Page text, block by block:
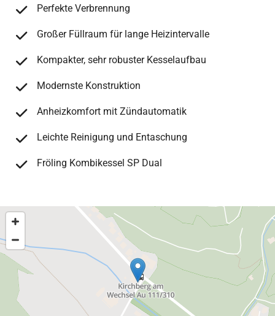
Perfekte Verbrennung
Großer Füllraum für lange Heizintervalle
Kompakter, sehr robuster Kesselaufbau
Modernste Konstruktion
Anheizkomfort mit Zündautomatik
Leichte Reinigung und Entaschung
Fröling Kombikessel SP Dual